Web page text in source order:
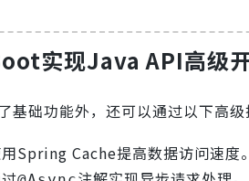
实现Java API高级
基础功能外，还可以通过以下高
Spring Cache提高数据访问速度。